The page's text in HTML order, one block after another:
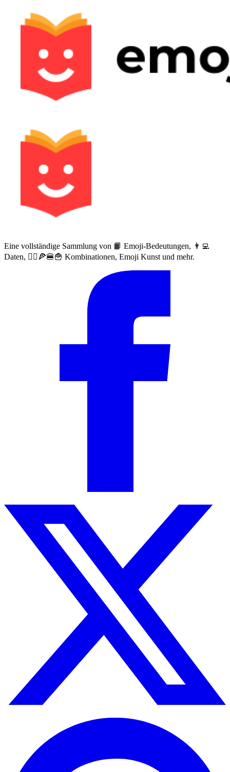
Eine vollständige Sammlung von 📙 Emoji-Bedeutungen, 👨‍💻
Daten, 🙅‍♀️🍕🍔🍟 Kombinationen, Emoji Kunst und mehr.